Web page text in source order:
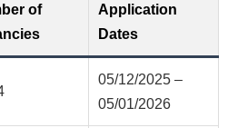
of
Application
Dates
05/12/2025 –
05/01/2026